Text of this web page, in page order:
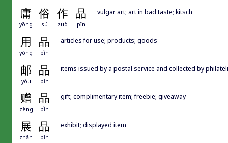
庸 俗 作 品
yōng sú zuò pǐn
vulgar art; art in bad taste; kitsch
用 品
yòng pǐn
articles for use; products; goods
邮 品
yóu pǐn
items issued by a postal service and collected by
赠 品
zèng pǐn
gift; complimentary item; freebie; giveaway
展 品
zhǎn pǐn
exhibit; displayed item